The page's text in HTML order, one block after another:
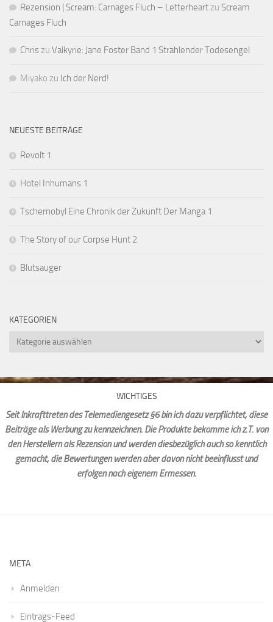
Rezension | Scream: Carnages Fluch – Letterheartzu Scream
Carnages Fluch
Chriszu Valkyrie: Jane Foster Band 1 Strahlender Todesengel
Miyako zu Ich der Nerd!
NEUESTE BEITRÄGE
Revolt 1
Hotel Inhumans 1
Tschernobyl Eine Chronik der Zukunft Der Manga 1
The Story of our Corpse Hunt 2
Blutsauger
KATEGORIEN
Kategorien
WICHTIGES
Seit Inkrafttreten des Telemediengesetz §6 bin ich dazu verpflichtet, diese
Beiträge als Werbung zu kennzeichnen. Die Produkte bekomme ich z.T. von
den Herstellern als Rezension und werden diesbezüglich auch so kenntlich
gemacht, die Bewertungen werden aber davon nicht beeinflusst und
erfolgen nach eigenem Ermessen.
META
Anmelden
Eintrags-Feed